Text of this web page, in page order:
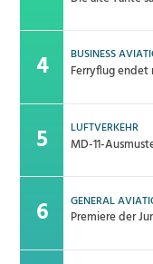
BUSINESS
Ferryflug endet
LUFTVERKEHR
MD-11-
GENERAL
Premiere der